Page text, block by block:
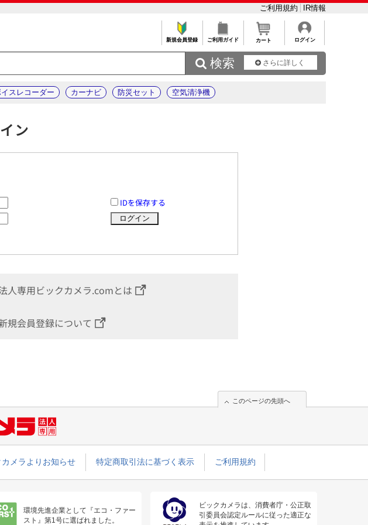
ご利用規約 IR情報
新規会員登録 ご利用ガイド カート ログイン
 検索 さらに詳しく
スレコーダー カーナビ 防災セット 空気清浄機
ン
IDを保存する
人専用ビックカメラ.comとは
規会員登録について
このページの先頭へ
カメラよりお知らせ 特定商取引法に基づく表示 ご利用規約
環境先進企業として『エコ・ファー
スト』第1号に選ばれました。
ビックカメラは、消費者庁・公正取
引委員会認定ルールに従った適正な